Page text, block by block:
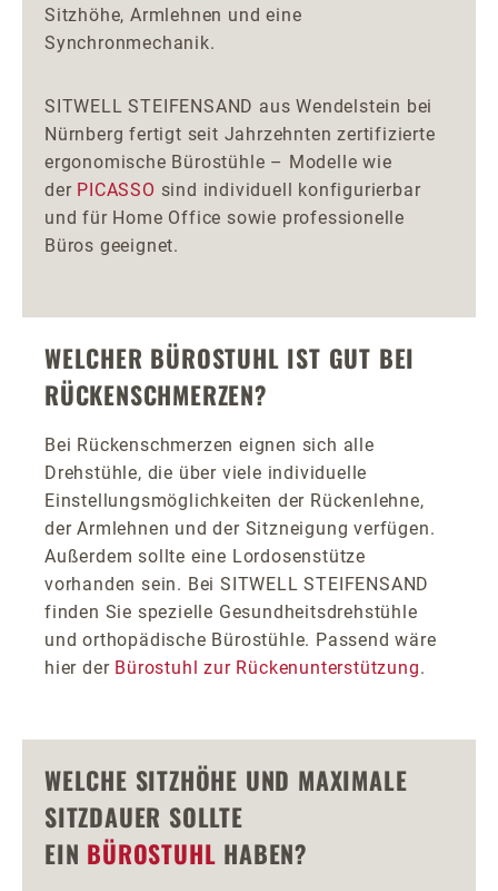
Sitzhöhe, Armlehnen und eine
Synchronmechanik.
SITWELL STEIFENSAND aus Wendelstein bei
Nürnberg fertigt seit Jahrzehnten zertifizierte
ergonomische Bürostühle – Modelle wie
der PICASSO sind individuell konfigurierbar
und für Home Office sowie professionelle
Büros geeignet.
WELCHER BÜROSTUHL IST GUT BEI
RÜCKENSCHMERZEN?
Bei Rückenschmerzen eignen sich alle
Drehstühle, die über viele individuelle
Einstellungsmöglichkeiten der Rückenlehne,
der Armlehnen und der Sitzneigung verfügen.
Außerdem sollte eine Lordosenstütze
vorhanden sein. Bei SITWELL STEIFENSAND
finden Sie spezielle Gesundheitsdrehstühle
und orthopädische Bürostühle. Passend wäre
hier der Bürostuhl zur Rückenunterstützung.
WELCHE SITZHÖHE UND MAXIMALE
SITZDAUER SOLLTE
EIN BÜROSTUHL HABEN?